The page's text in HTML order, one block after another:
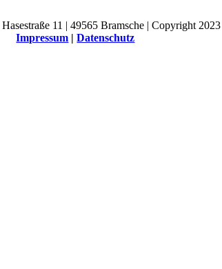
11 | 49565 Bramsche | Copyright
Impressum |Datenschutz